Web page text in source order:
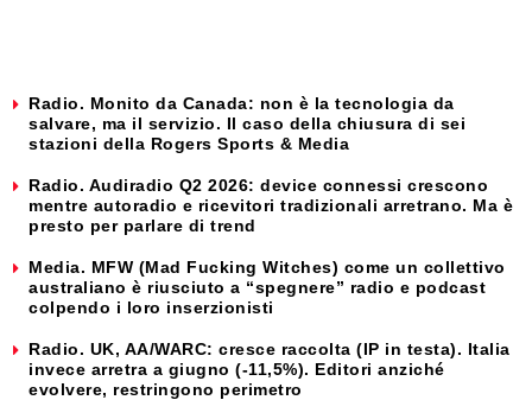
Radio. Monito da Canada: non è la tecnologia da
salvare, ma il servizio. Il caso della chiusura di sei
stazioni della Rogers Sports & Media
Radio. Audiradio Q2 2026: device connessi crescono
mentre autoradio e ricevitori tradizionali arretrano. Ma è
presto per parlare di trend
Media. MFW (Mad Fucking Witches) come un collettivo
australiano è riusciuto a “spegnere” radio e podcast
colpendo i loro inserzionisti
Radio. UK, AA/WARC: cresce raccolta (IP in testa). Italia
invece arretra a giugno (-11,5%). Editori anziché
evolvere, restringono perimetro